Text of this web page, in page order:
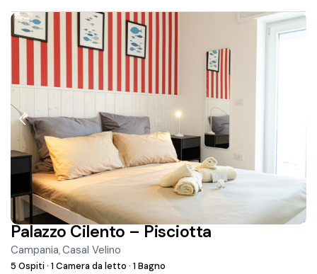
Palazzo Cilento – Pisciotta
Campania,Casal Velino
5 Ospiti· 1 Camera da letto· 1 Bagno